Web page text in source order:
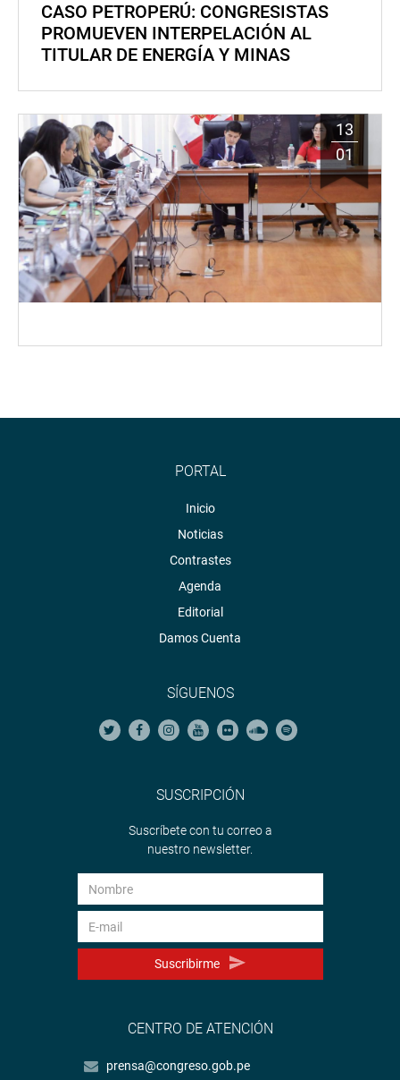
CASO PETROPERÚ: CONGRESISTAS
PROMUEVEN INTERPELACIÓN AL
TITULAR DE ENERGÍA Y MINAS
13
01
PORTAL
Inicio
Noticias
Contrastes
Agenda
Editorial
Damos Cuenta
SÍGUENOS
SUSCRIPCIÓN
Suscríbete con tu correo a
nuestro newsletter.
Suscribirme
CENTRO DE ATENCIÓN
prensa@congreso.gob.pe